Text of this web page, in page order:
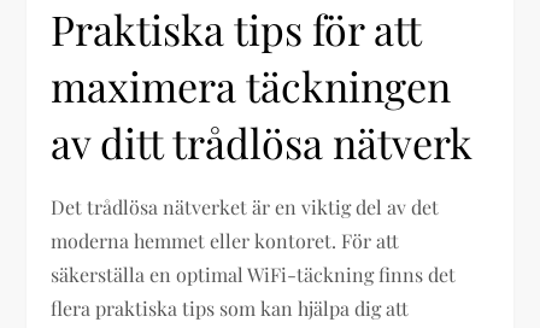
Praktiska tips för att
maximera täckningen
av ditt trådlösa nätverk
Det trådlösa nätverket är en viktig del av det
moderna hemmet eller kontoret. För att
säkerställa en optimal WiFi-täckning finns det
flera praktiska tips som kan hjälpa dig att